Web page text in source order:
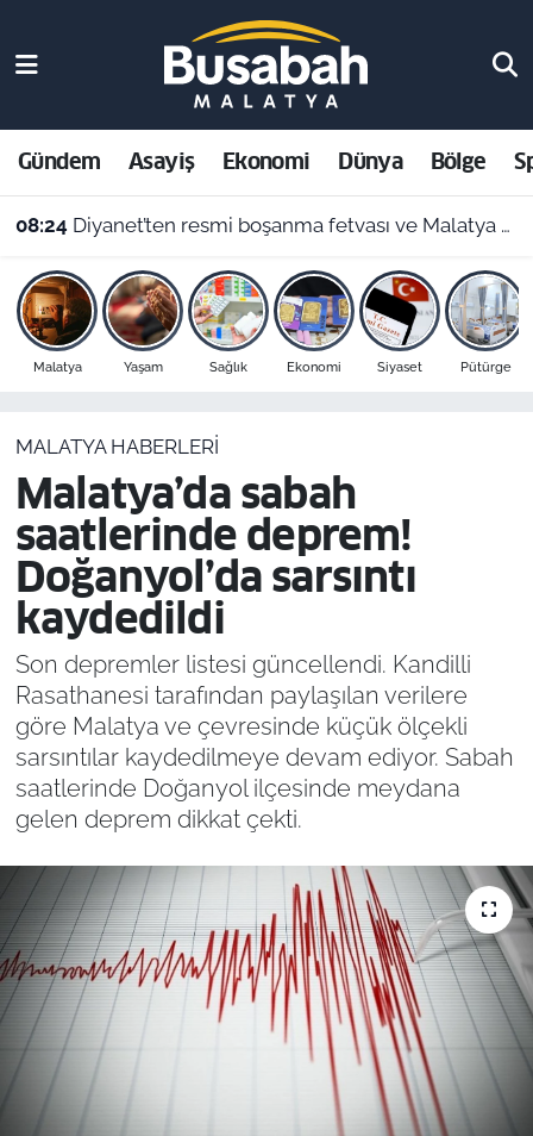
Gündem Asayiş Ekonomi Dünya Bölge
08:24 Diyanet’ten resmi boşanma fetvası ve Malatya namaz vakitleri
Malatya Yaşam Sağlık Ekonomi Siyaset Pütürge
MALATYA HABERLERI
Malatya’da sabah
saatlerinde deprem!
Doğanyol’da sarsıntı
kaydedildi
Son depremler listesi güncellendi. Kandilli
Rasathanesi tarafından paylaşılan verilere
göre Malatya ve çevresinde küçük ölçekli
sarsıntılar kaydedilmeye devam ediyor. Sabah
saatlerinde Doğanyol ilçesinde meydana
gelen deprem dikkat çekti.
Asayiş
Ekonomi
Dünya
Bölge
Resmi İlanlar
Malatya Nöbetçi Eczaneler
Malatya Hava Durumu
Malatya Namaz Vakitleri
Malatya Trafik Yoğunluk Haritası
Süper Lig Puan Durumu ve Fikstür
Son Dakika Haberleri
Haber Arşivi